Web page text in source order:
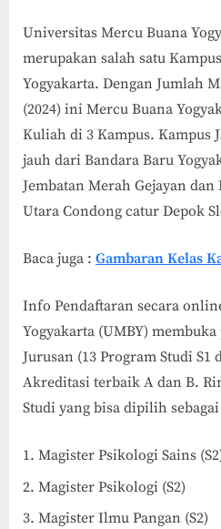
Universitas Mercu Buana
merupakan salah satu
Yogyakarta. Dengan Jumlah
(2024) ini Mercu Buana
Kuliah di 3 Kampus. Kampus
jauh dari Bandara Baru
Jembatan Merah Gejayan dan
Utara Condong catur Depok
Baca juga : Gambaran Kelas
Info Pendaftaran secara
Yogyakarta (UMBY)
Jurusan (13 Program Studi S1
Akreditasi terbaik A dan B.
Studi yang bisa dipilih
Magister Psikologi Sains
Magister Psikologi (S2)
Magister Ilmu Pangan (S2)